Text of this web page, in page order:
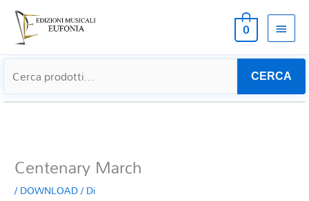
0
CERCA
Centenary March
/DOWNLOAD/ Di